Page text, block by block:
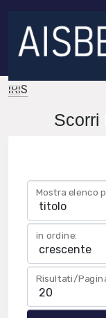
IRIS
Scorri
Mostra elenco
in ordine:
Risultati/